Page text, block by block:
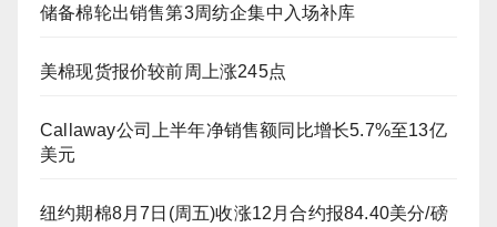
储备棉轮出销售第3周纺企集中入场补库
美棉现货报价较前周上涨245点
Callaway公司上半年净销售额同比增长5.7%至13亿
美元
纽约期棉8月7日(周五)收涨12月合约报84.40美分/磅